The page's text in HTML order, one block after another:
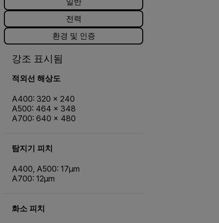
전력
환경 및 인증
강조 표시됨
적외선 해상도
A400: 320 × 240
A500: 464 × 348
A700: 640 × 480
탐지기 피치
A400, A500: 17µm
A700: 12µm
화소 피치